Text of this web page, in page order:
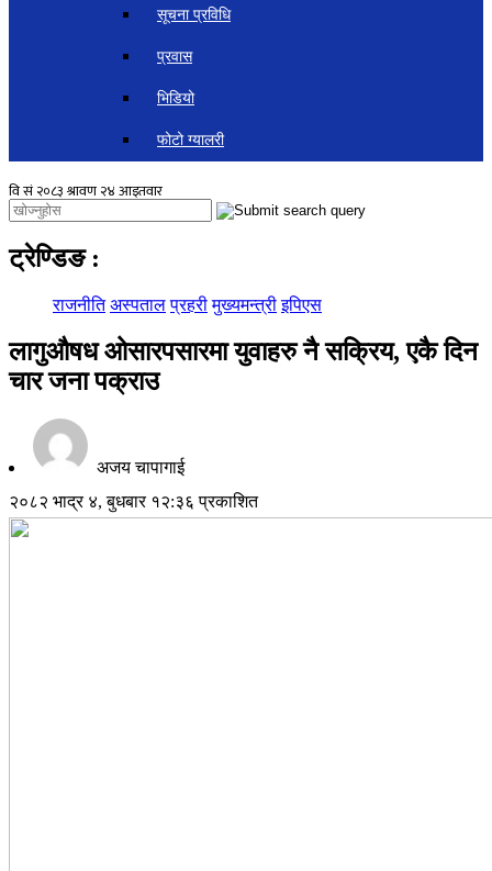
सूचना प्रविधि
प्रवास
भिडियो
फोटो ग्यालरी
ट्रेण्डिङ :
राजनीति अस्पताल प्रहरी मुख्यमन्त्री इपिएस
लागुऔषध ओसारपसारमा युवाहरु नै सक्रिय, एकै दिन
चार जना पक्राउ
अजय चापागाई
२०८२ भाद्र ४, बुधबार १२:३६ प्रकाशित